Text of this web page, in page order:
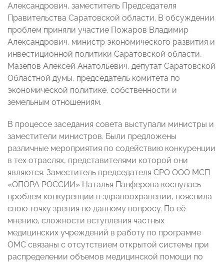
Александрович, заместитель Председателя
Правительства Саратовской области. В обсуждении
проблем приняли участие Пожаров Владимир
Александрович, министр экономического развития и
инвестиционной политики Саратовской области,
Мазепов Алексей Анатольевич, депутат Саратовской
Областной думы, председатель комитета по
экономической политике, собственности и
земельным отношениям.
В процессе заседания совета выступали министры и
заместители министров. Были предложены
различные мероприятия по содействию конкуренции
в тех отраслях, представителями которой они
являются. Заместитель председателя СРО ООО МСП
«ОПОРА РОССИИ» Наталья Панферова коснулась
проблем конкуренции в здравоохранении, пояснила
свою точку зрения по данному вопросу. По её
мнению, сложности вступления частных
медицинских учреждений в работу по программе
ОМС связаны с отсутствием открытой системы при
распределении объемов медицинской помощи по